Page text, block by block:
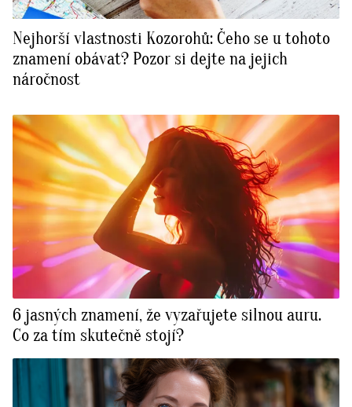
Nejhorší vlastnosti Kozorohů: Čeho se u tohoto
znamení obávat? Pozor si dejte na jejich
náročnost
6 jasných znamení, že vyzařujete silnou auru.
Co za tím skutečně stojí?